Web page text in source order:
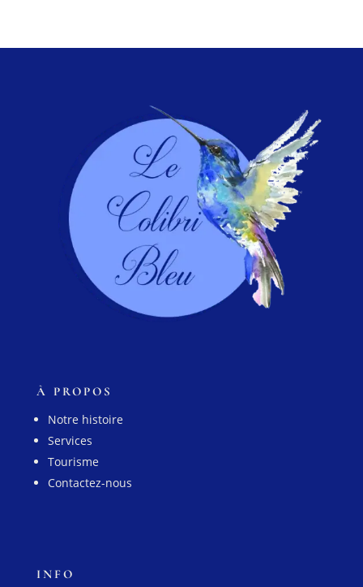
À PROPOS
Notre histoire
Services
Tourisme
Contactez-nous
INFO